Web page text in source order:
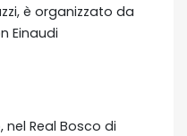
è organizzato da
Einaudi
Real Bosco di